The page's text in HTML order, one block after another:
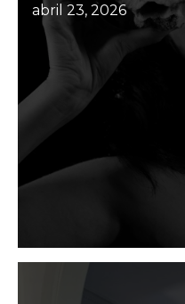
abril 23, 2026